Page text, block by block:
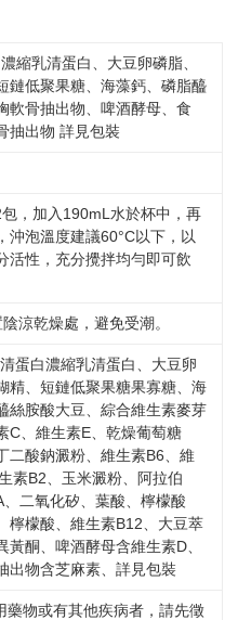
atau penjaga yang sah
jika anda
pemprosesan dan
tidak bersetuju dengan data
akan dikumpul dan digunakan
Kadar Penghantaran
縮乳清蛋白、大豆卵磷脂、
鏈低聚果糖、海藻鈣、磷脂醯
軟骨抽出物、啤酒酵母、食
抽出物 詳見包裝
，加入190mL水於杯中，再
沖泡溫度建議60°C以下，以
活性，充分攪拌均勻即可飲
涼乾燥處，避免受潮。
蛋白濃縮乳清蛋白、大豆卵
精、短鏈低聚果糖果寡糖、海
絲胺酸大豆、綜合維生素麥芽
C、維生素E、乾燥葡萄糖
二酸鈉澱粉、維生素B6、維
素B2、玉米澱粉、阿拉伯
、二氧化矽、葉酸、檸檬酸
檸檬酸、維生素B12、大豆萃
黃酮、啤酒酵母含維生素D、
出物含芝麻素、詳見包裝
藥物或有其他疾病者，請先徵